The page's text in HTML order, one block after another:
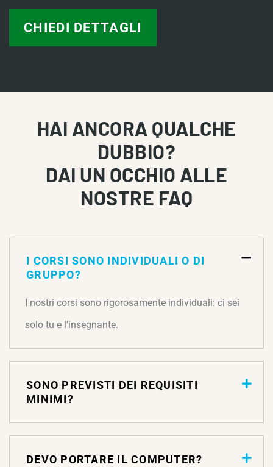
HAI ANCORA QUALCHE
DUBBIO?
DAI UN OCCHIO ALLE
NOSTRE FAQ
I CORSI SONO INDIVIDUALI O DI
GRUPPO?
I nostri corsi sono rigorosamente individuali: ci sei
solo tu e l’insegnante.
SONO PREVISTI DEI REQUISITI
MINIMI?
DEVO PORTARE IL COMPUTER?